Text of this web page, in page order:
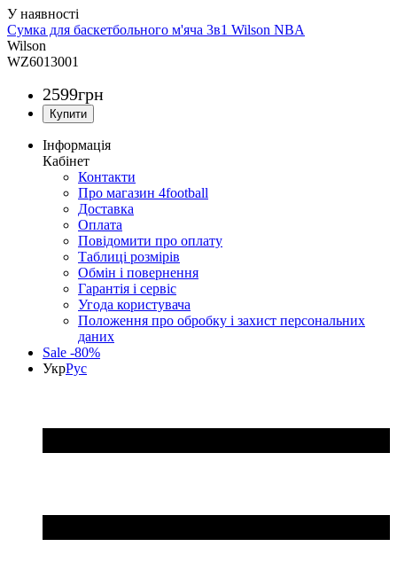
Сумка для баскетбольного м'яча 3в1 Wilson NBA
Wilson
WZ6013001
2599грн
Інформація
Кабінет
Контакти
Про магазин 4football
Доставка
Оплата
Повідомити про оплату
Таблиці розмірів
Обмін і повернення
Гарантія і сервіс
Угода користувача
Положення про обробку і захист персональних
даних
Sale -80%
УкрРус